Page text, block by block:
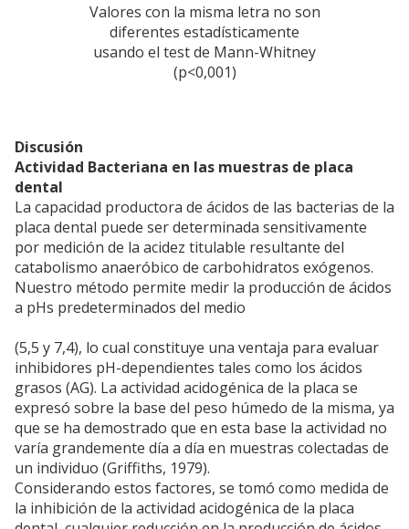
Valores con la misma letra no son
diferentes estadísticamente
usando el test de Mann-Whitney
(p<0,001)
Discusión
Actividad Bacteriana en las muestras de placa
dental
La capacidad productora de ácidos de las bacterias de la
placa dental puede ser determinada sensitivamente
por medición de la acidez titulable resultante del
catabolismo anaeróbico de carbohidratos exógenos.
Nuestro método permite medir la producción de ácidos
a pHs predeterminados del medio
(5,5 y 7,4), lo cual constituye una ventaja para evaluar
inhibidores pH-dependientes tales como los ácidos
grasos (AG). La actividad acidogénica de la placa se
expresó sobre la base del peso húmedo de la misma, ya
que se ha demostrado que en esta base la actividad no
varía grandemente día a día en muestras colectadas de
un individuo (Griffiths, 1979).
Considerando estos factores, se tomó como medida de
la inhibición de la actividad acidogénica de la placa